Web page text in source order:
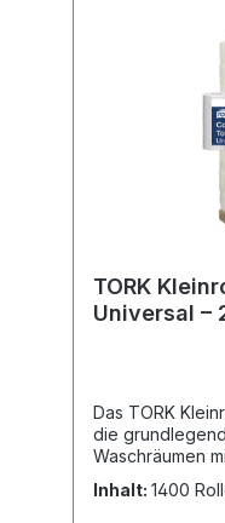
TORK
Universal –
Das TORK
die
Waschräumen
Preis-Leistungs-
Inhalt: 1400